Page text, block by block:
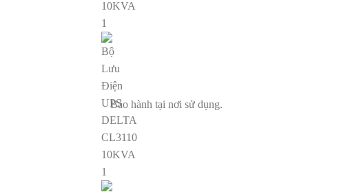
Bảo hành tại nơi sử dụng.